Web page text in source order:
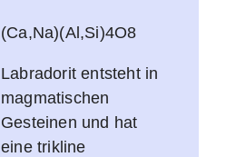
(Ca,Na)(Al,Si)4O8
Labradorit entsteht in
magmatischen
Gesteinen und hat
eine trikline